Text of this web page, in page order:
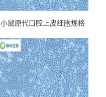
小鼠原代口腔上皮细胞规格